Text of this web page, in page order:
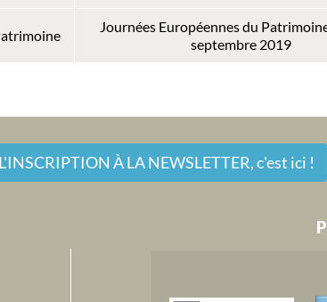
Journées Européennes du
septembre 2019
L'INSCRIPTION À LA NEWSLETTER,c'est ici !